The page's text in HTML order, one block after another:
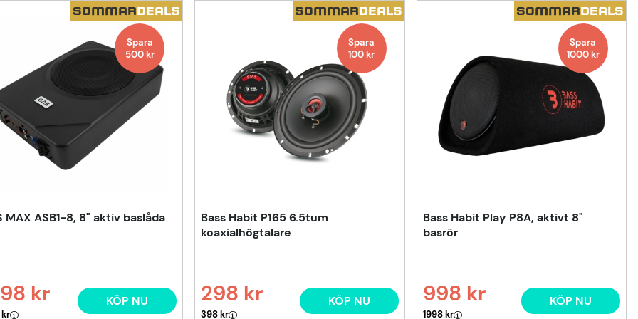
SOMMARDEALS
Spara
500kr
MAX ASB1-8, 8" aktiv baslåda
kr
pris:
kr
KÖP NU
SOMMARDEALS
Spara
100kr
Bass Habit P165 6.5tum
koaxialhögtalare
298 kr
Ordinarie pris:
398 kr
KÖP NU
SOMMARDEALS
Spara
1000kr
Bass Habit Play P8A, aktivt 8"
basrör
998 kr
Ordinarie pris:
1998 kr
KÖP NU